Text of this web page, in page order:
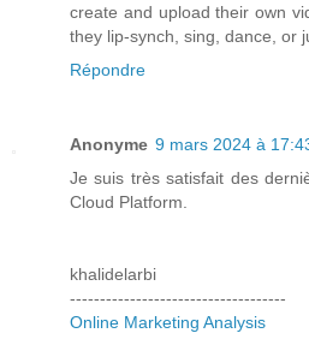
create and upload their own
they lip-synch, sing, dance, or
Répondre
Anonyme 9 mars 2024 à
Je suis très satisfait des
Cloud Platform.
khalidelarbi
------------------------------------
Online Marketing Analysis